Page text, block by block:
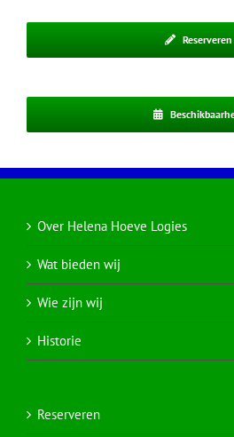
Reserveren
Over Helena Hoeve Logies
Wat bieden wij
Wie zijn wij
Historie
Reserveren